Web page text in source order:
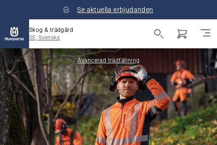
Se aktuella erbjudanden
Skog & trädgård
SE, Svenska
Avancerad trädfällning